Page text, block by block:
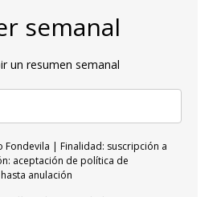
semanal
un resumen semanal
Fondevila | Finalidad: suscripción a
aceptación de política de
anulación